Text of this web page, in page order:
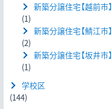
新築分譲住宅【越前市】
(1)
新築分譲住宅【鯖江市】
(2)
新築分譲住宅【坂井市】
(1)
学校区
(144)